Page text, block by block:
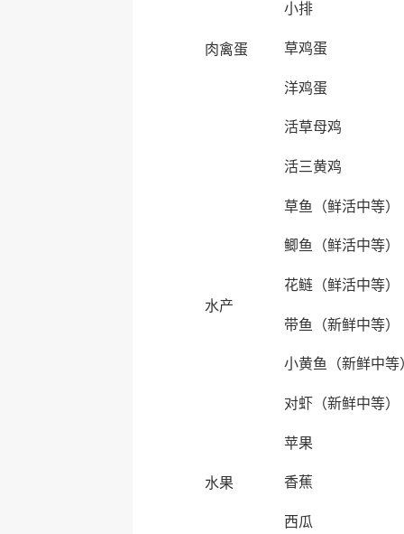
肉禽蛋
小排
草鸡蛋
洋鸡蛋
活草母鸡
活三黄鸡
水产
草鱼（鲜活中等）
鲫鱼（鲜活中等）
花鲢（鲜活中等）
带鱼（新鲜中等）
小黄鱼（新鲜中等
对虾（新鲜中等）
水果
苹果
香蕉
西瓜